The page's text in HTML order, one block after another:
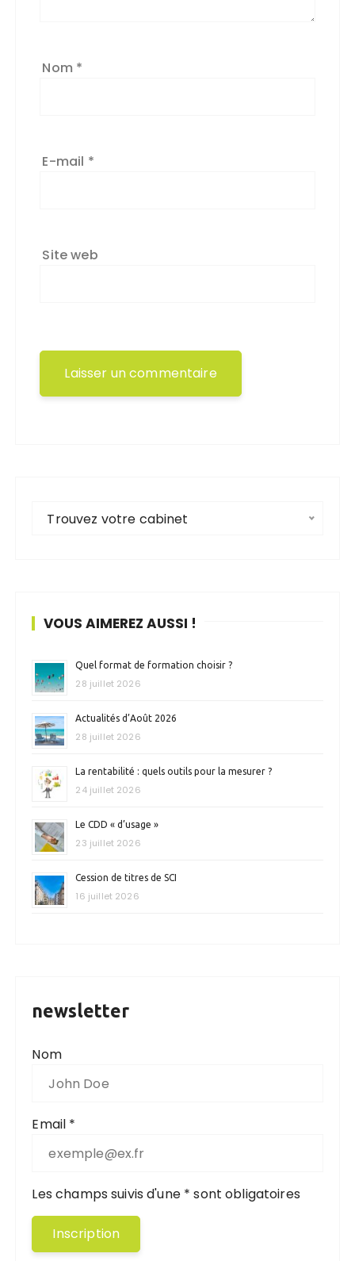
Nom *
E-mail *
Site web
Trouvez votre cabinet
VOUS AIMEREZ AUSSI !
Quel format de formation choisir ?
28 juillet 2026
Actualités d’Août 2026
28 juillet 2026
La rentabilité : quels outils pour la mesurer ?
24 juillet 2026
Le CDD « d’usage »
23 juillet 2026
Cession de titres de SCI
16 juillet 2026
newsletter
Nom
Email *
Les champs suivis d'une * sont obligatoires